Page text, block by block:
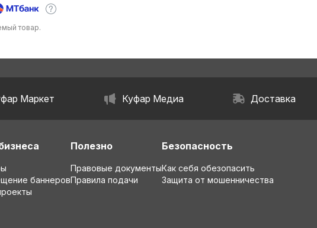
товар.
Маркет Куфар Медиа Доставка
баннеров
Полезно
Правовые документы
Правила подачи
Безопасность
Как себя обезопасить
Защита от мошенничества